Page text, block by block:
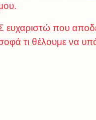
ευχαριστώ που
τι θέλουμε να